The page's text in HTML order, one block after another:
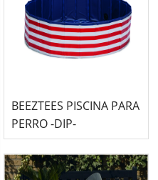
BEEZTEES PISCINA PARA
PERRO -DIP-